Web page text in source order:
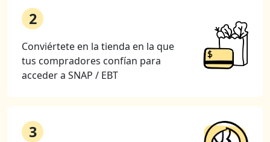
2
Conviértete en la tienda en la que
tus compradores confían para
acceder a SNAP / EBT
3